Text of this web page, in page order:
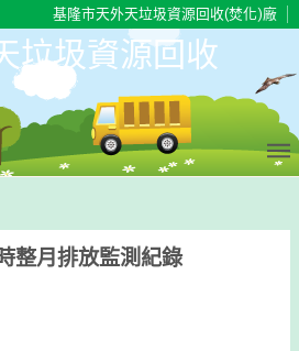
基隆市天外天垃圾資源回收(焚化)廠
垃圾資源回收
整月排放監測紀錄